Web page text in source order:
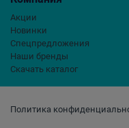
Политика
Акции
Новинки
Спецпредложения
Наши бренды
Скачать каталог